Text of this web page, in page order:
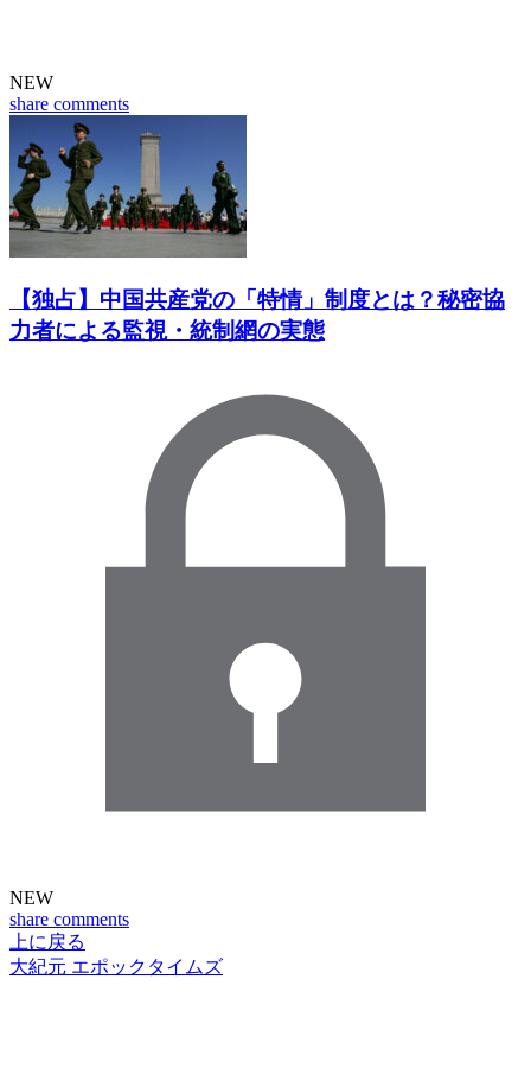
NEW
share comments
【独占】中国共産党の「特情」制度とは？秘密協
力者による監視・統制網の実態
NEW
share comments
上に戻る
大紀元 エポックタイムズ